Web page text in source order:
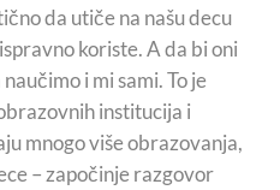
da utiče na našu decu
koriste. A da bi oni
i mi sami. To je
institucija i
mnogo više obrazovanja,
– započinje razgovor